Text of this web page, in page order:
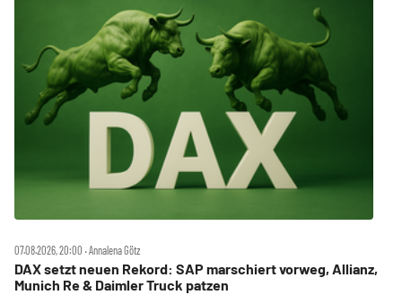
07.08.2026, 20:00 ‧ Annalena Götz
DAX setzt neuen Rekord: SAP marschiert vorweg, Allianz,
Munich Re & Daimler Truck patzen